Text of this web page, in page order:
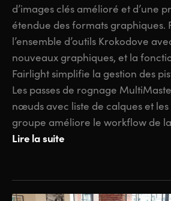
d’images clés amélioré et d’une
étendue des formats graphiques.
l’ensemble d’outils Krokodove
nouveaux graphiques, et la
Fairlight simplifie la gestion des
Les passes de rognage
nœuds avec liste de calques et les
groupe améliore le workflow de
Lire la suite